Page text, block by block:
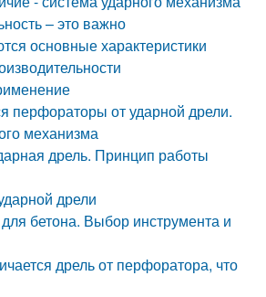
– это важно
основные характеристики
перфораторы от ударной дрели.
механизма
дрель. Принцип работы
дрели
бетона. Выбор инструмента и
дрель от перфоратора, что